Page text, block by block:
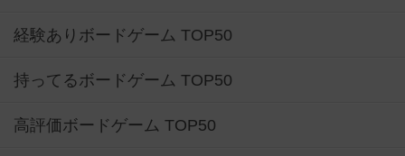
経験ありボードゲーム TOP50
持ってるボードゲーム TOP50
高評価ボードゲーム TOP50